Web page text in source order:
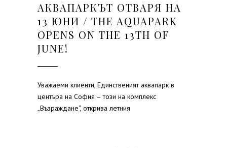
АКВАПАРКЪТ ОТВАРЯ НА
13 ЮНИ / THE AQUAPARK
OPENS ON THE 13TH OF
JUNE!
Уважаеми клиенти, Единственият аквапарк в
центъра на София – този на комплекс
„Възраждане“, открива летния